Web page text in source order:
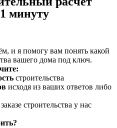
минуту
и я помогу вам понять какой
вашего дома под ключ.
строительства
исходя из ваших ответов либо
строительства у нас